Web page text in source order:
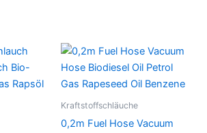
Kraftstoffschläuche
0,2m Fuel Hose Vacuum